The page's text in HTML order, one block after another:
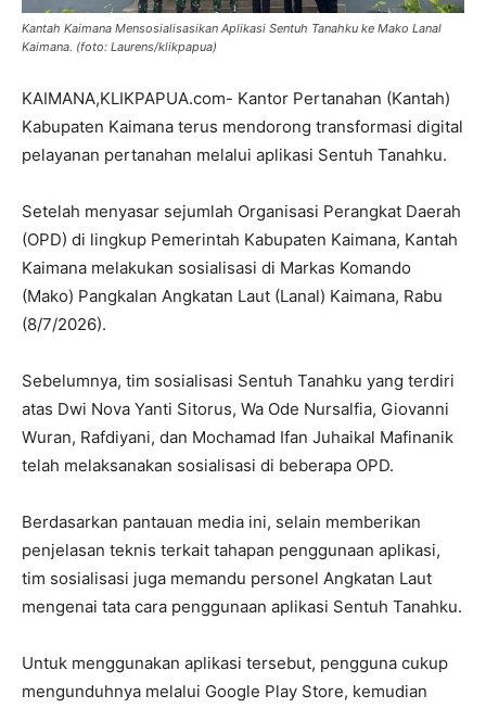
Kantah Kaimana Mensosialisasikan Aplikasi Sentuh Tanahku ke Mako Lanal
Kaimana. (foto: Laurens/klikpapua)
KAIMANA,KLIKPAPUA.com- Kantor Pertanahan (Kantah)
Kabupaten Kaimana terus mendorong transformasi digital
pelayanan pertanahan melalui aplikasi Sentuh Tanahku.
Setelah menyasar sejumlah Organisasi Perangkat Daerah
(OPD) di lingkup Pemerintah Kabupaten Kaimana, Kantah
Kaimana melakukan sosialisasi di Markas Komando
(Mako) Pangkalan Angkatan Laut (Lanal) Kaimana, Rabu
(8/7/2026).
Sebelumnya, tim sosialisasi Sentuh Tanahku yang terdiri
atas Dwi Nova Yanti Sitorus, Wa Ode Nursalfia, Giovanni
Wuran, Rafdiyani, dan Mochamad Ifan Juhaikal Mafinanik
telah melaksanakan sosialisasi di beberapa OPD.
Berdasarkan pantauan media ini, selain memberikan
penjelasan teknis terkait tahapan penggunaan aplikasi,
tim sosialisasi juga memandu personel Angkatan Laut
mengenai tata cara penggunaan aplikasi Sentuh Tanahku.
Untuk menggunakan aplikasi tersebut, pengguna cukup
mengunduhnya melalui Google Play Store, kemudian